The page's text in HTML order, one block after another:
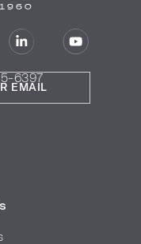
6397
EMAIL